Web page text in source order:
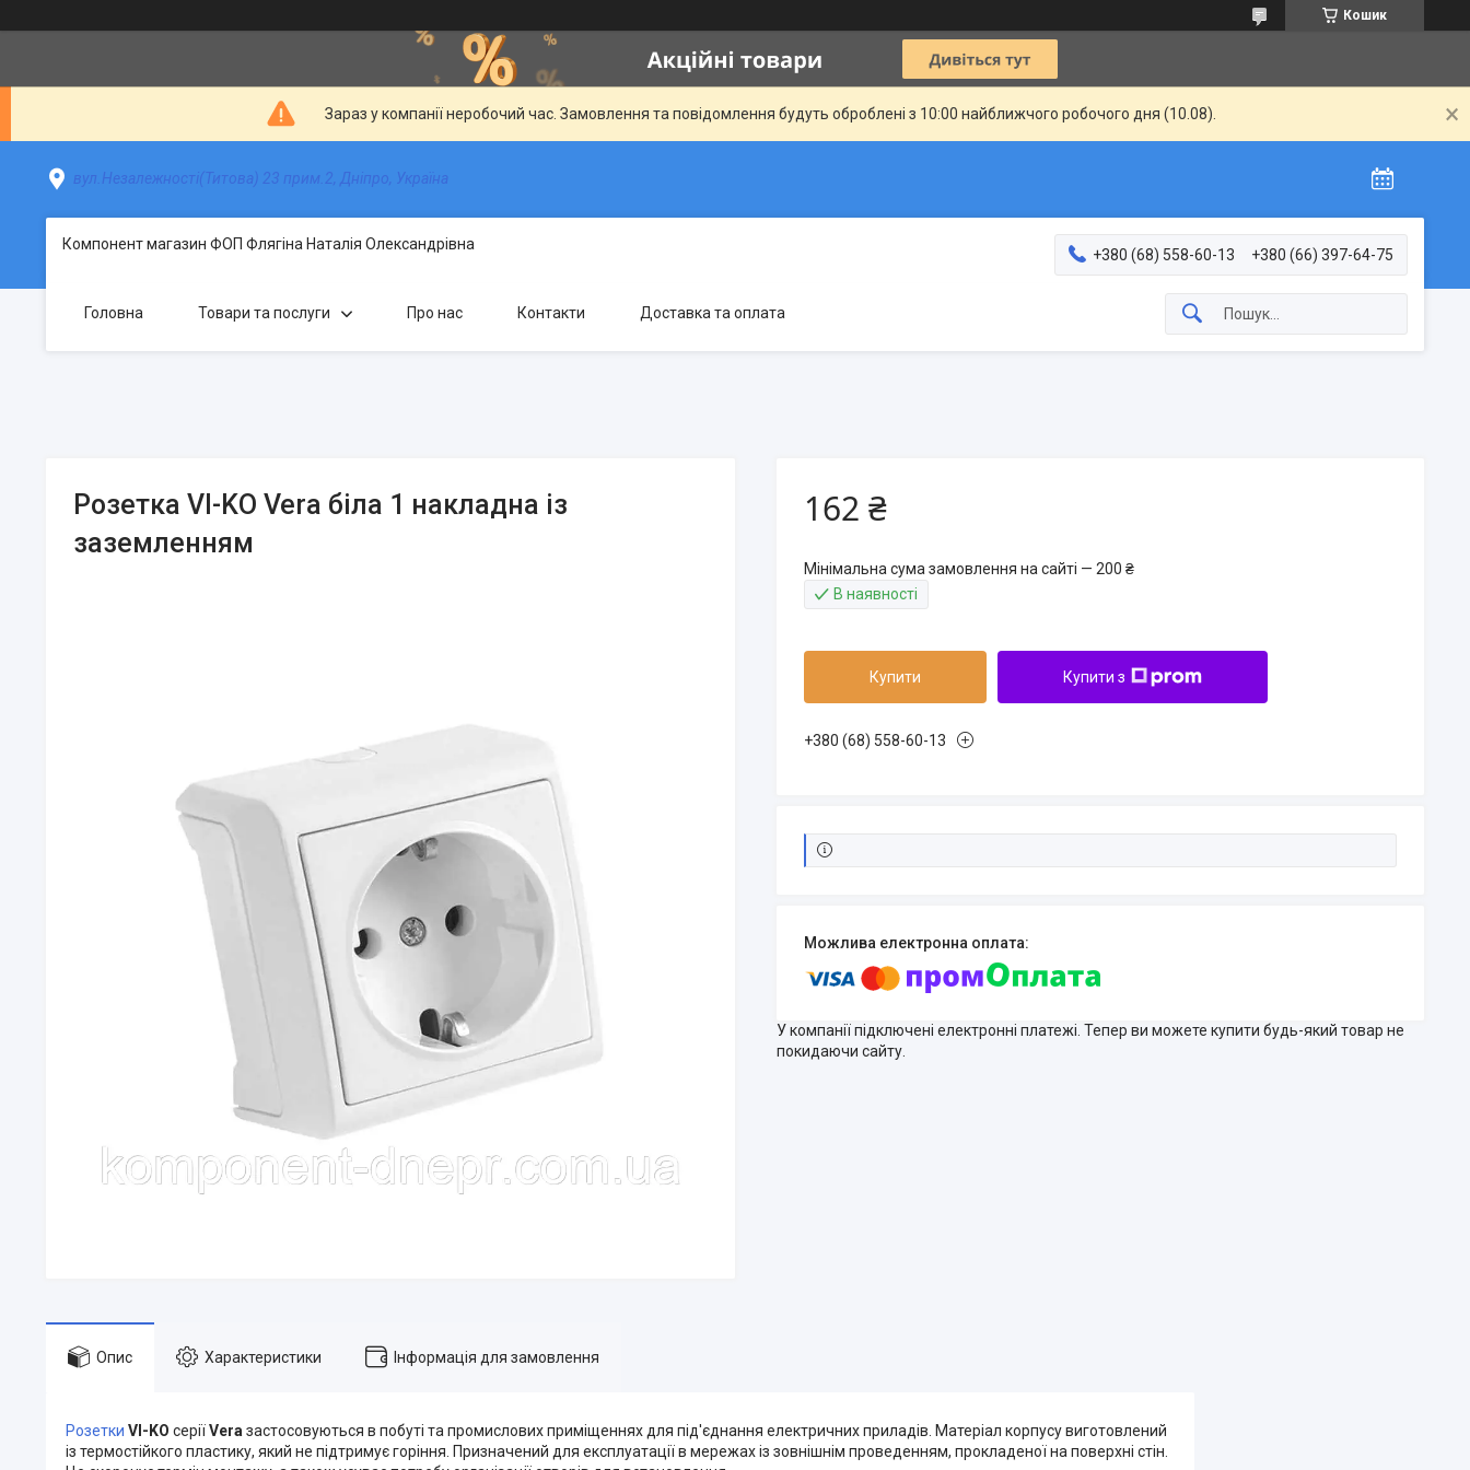
Кошик
Зараз у компанії неробочий час. Замовлення та повідомлення будуть оброблені з 10:00 найближчого робочого дня (10.08).
вул.Незалежності(Титова) 23 прим.2, Дніпро, Україна
Компонент магазин ФОП Флягіна Наталія Олександрівна
+380 (68) 558-60-13 +380 (66) 397-64-75
Головна Товари та послуги Про нас Контакти Доставка та оплата
Розетка VI-KO Vera біла 1 накладна із
заземленням
162 ₴
Мінімальна сума замовлення на сайті — 200 ₴
В наявності
Купити Купити з
+380 (68) 558-60-13
У компанії підключені електронні платежі. Тепер ви можете купити будь-який товар не
покидаючи сайту.
Опис Характеристики Інформація для замовлення
Розетки VI-KO серіїVera застосовуються в побуті та промислових приміщеннях для під'єднання електричних приладів. Матеріал корпусу виготовлений
із термостійкого пластику, який не підтримує горіння. Призначений для експлуатації в мережах із зовнішнім проведенням, прокладеної на поверхні стін.